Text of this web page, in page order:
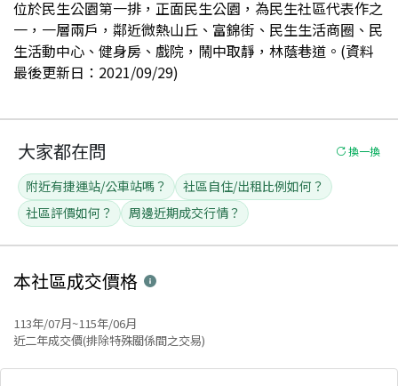
位於民生公園第一排，正面民生公園，為民生社區代表作之
一，一層兩戶，鄰近微熱山丘、富錦街、民生生活商圈、民
生活動中心、健身房、戲院，鬧中取靜，林蔭巷道。(資料
最後更新日：2021/09/29)
大家都在問 換一換
附近有捷運站/公車站嗎？
社區自住/出租比例如何？
社區評價如何？
周邊近期成交行情？
本社區成交價格
113年/07月~115年/06月
近二年成交價(排除特殊關係間之交易)